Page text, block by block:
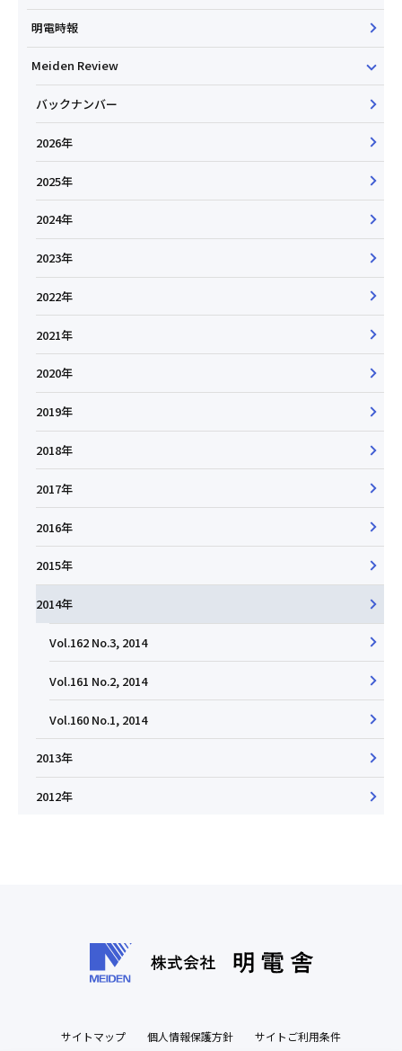
明電時報
Meiden Review
バックナンバー
2026年
2025年
2024年
2023年
2022年
2021年
2020年
2019年
2018年
2017年
2016年
2015年
2014年
Vol.162 No.3, 2014
Vol.161 No.2, 2014
Vol.160 No.1, 2014
2013年
2012年
サイトマップ 個人情報保護方針 サイトご利用条件